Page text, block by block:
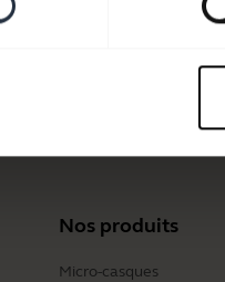
Nos produits
Micro-casques